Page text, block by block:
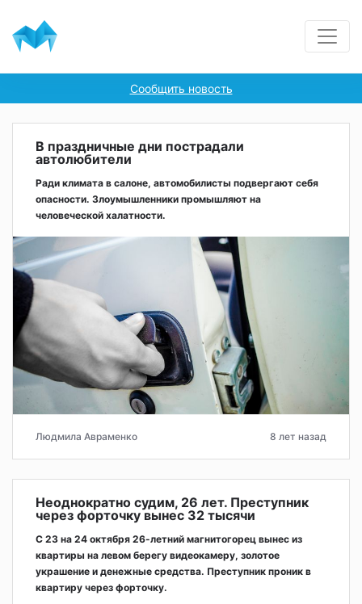
Сообщить новость
В праздничные дни пострадали
автолюбители
Ради климата в салоне, автомобилисты подвергают себя
опасности. Злоумышленники промышляют на
человеческой халатности.
Людмила Авраменко 8 лет назад
Неоднократно судим, 26 лет. Преступник
через форточку вынес 32 тысячи
С 23 на 24 октября 26-летний магнитогорец вынес из
квартиры на левом берегу видеокамеру, золотое
украшение и денежные средства. Преступник проник в
квартиру через форточку.